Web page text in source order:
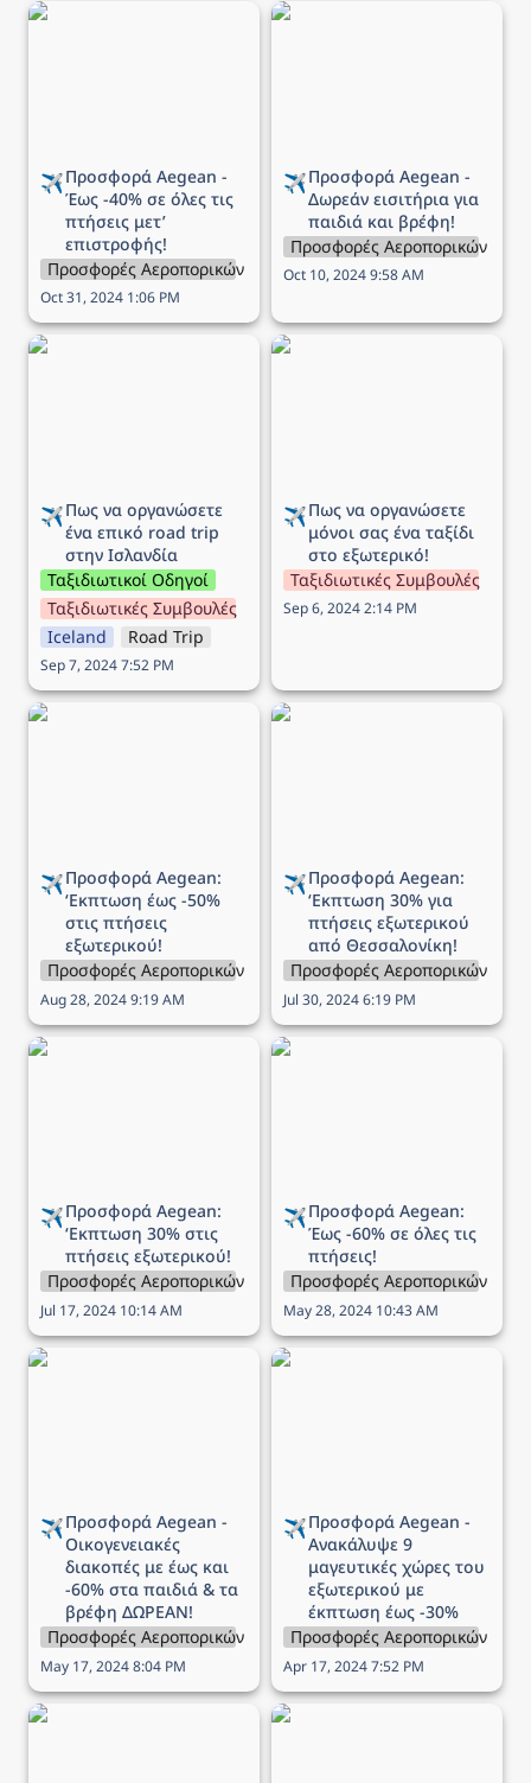
Προσφορά Aegean - Έως
✈️
Έως -40% σε όλες τις
πτήσεις μετ’
επιστροφής!
Προσφορές Αεροπορικών Εταιρειών
Oct 31, 2024 1:06 PM
Προσφορά Aegean -
✈️
Δωρεάν εισιτήρια για
παιδιά και βρέφη!
Προσφορές Αεροπορικών
Oct 10, 2024 9:58 AM
Πως να οργανώσετε ένα
✈️Πως να οργανώσετε
ένα επικό road trip
στην Ισλανδία
Ταξιδιωτικοί Οδηγοί
Ταξιδιωτικές Συμβουλές
Iceland
Road Trip
Sep 7, 2024 7:52 PM
Πως να οργανώσετε
✈️Πως να οργανώσετε
μόνοι σας ένα ταξίδι
στο εξωτερικό!
Ταξιδιωτικές Συμβουλές
Sep 6, 2024 2:14 PM
Προσφορά Aegean:
✈️Προσφορά Aegean:
‘Εκπτωση έως -50%
στις πτήσεις
εξωτερικού!
Προσφορές Αεροπορικών Εταιρειών
Aug 28, 2024 9:19 AM
Προσφορά Aegean:
✈️Προσφορά Aegean:
‘Εκπτωση 30% για
πτήσεις εξωτερικού
από Θεσσαλονίκη!
Προσφορές Αεροπορικών
Jul 30, 2024 6:19 PM
Προσφορά Aegean:
✈️Προσφορά Aegean:
‘Εκπτωση 30% στις
πτήσεις εξωτερικού!
Προσφορές Αεροπορικών Εταιρειών
Jul 17, 2024 10:14 AM
Προσφορά Aegean: Έως
✈️Προσφορά Aegean:
Έως -60% σε όλες τις
πτήσεις!
Προσφορές Αεροπορικών
May 28, 2024 10:43 AM
Προσφορά Aegean -
✈️
Οικογενειακές
διακοπές με έως και
-60% στα παιδιά & τα
βρέφη ΔΩΡΕΑΝ!
Προσφορές Αεροπορικών Εταιρειών
May 17, 2024 8:04 PM
Προσφορά Aegean -
✈️Προσφορά Aegean -
Ανακάλυψε 9
μαγευτικές χώρες του
εξωτερικού με
έκπτωση έως -30%
Προσφορές Αεροπορικών
Apr 17, 2024 7:52 PM
Προσφορά Aegean - 9
Προσφορά Ryanair -